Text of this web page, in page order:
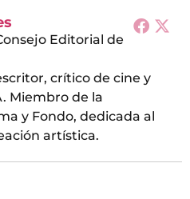
Editorial de
crítico de cine y
Miembro de la
y Fondo, dedicada al
artística.